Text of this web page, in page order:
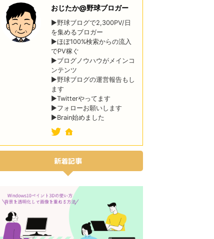
おじたか@野球ブロガー
▶野球ブログで2,300PV/日
を集めるブロガー
▶ほぼ100%検索からの流入
でPV稼ぐ
▶ブログノウハウがメインコ
ンテンツ
▶野球ブログの運営報告もし
ます
▶Twitterやってます
▶フォローお願いします
▶Brain始めました
新着記事